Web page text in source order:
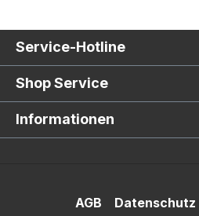
Service-Hotline
Shop Service
Informationen
AGB Datenschutz